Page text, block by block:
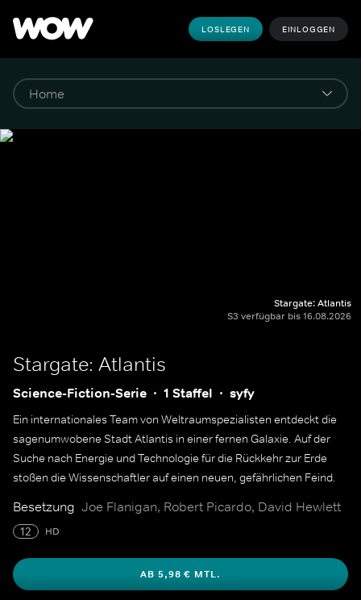
LOSLEGEN EINLOGGEN
Stargate: Atlantis
S3 verfügbar bis 16.08.2026
Stargate: Atlantis
Science-Fiction-Serie 1 Staffel syfy
Ein internationales Team von Weltraumspezialisten entdeckt die
sagenumwobene Stadt Atlantis in einer fernen Galaxie. Auf der
Suche nach Energie und Technologie für die Rückkehr zur Erde
stoßen die Wissenschaftler auf einen neuen, gefährlichen Feind.
Besetzung Joe Flanigan, Robert Picardo, David Hewlett
12 HD
AB 5,98 € MTL.